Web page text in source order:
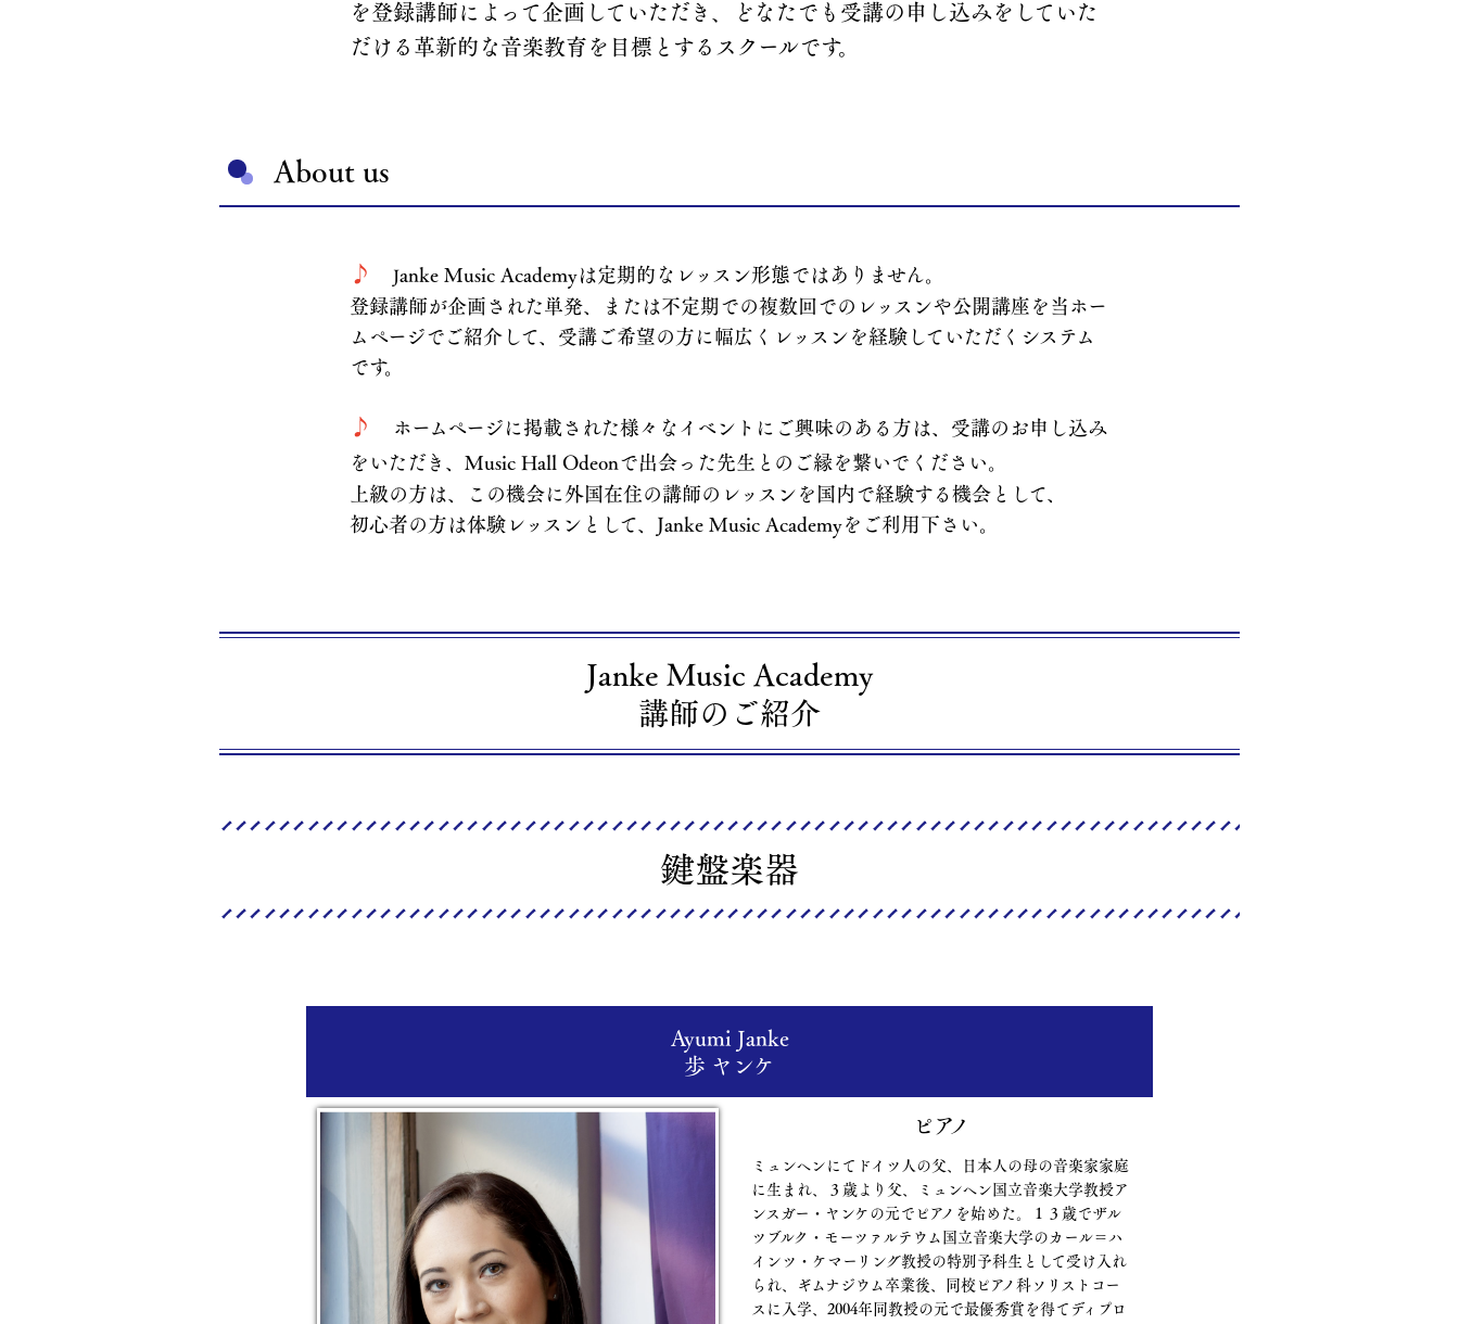
を登録講師によって企画していただき、どなたでも受講の申し込みをしていた
だける革新的な音楽教育を目標とするスクールです。
About us
♪ Janke Music Academyは定期的なレッスン形態ではありません。
登録講師が企画された単発、または不定期での複数回でのレッスンや公開講座を当ホー
ム ページでご紹介して、受講ご希望の方に幅広 くレッスンを経験していただくシステム
です。
♪
ホームページに掲載された様々なイベントにご興味のある方は、受講のお申し込み
をいただき、 Music Hall Odeonで出会った先生と のご縁を繋いでください。
上級の方は、この機会に外国在住の講師のレ ッスンを国内で経験する機会として、
初心者の方は体験レッスンとして、Janke Music Academyをご利用下さい。
Janke Music Academy
講師のご紹介
鍵盤楽器
Ayumi Janke
歩 ヤンケ
ピアノ
ミュンヘンにてドイツ人の父、日本人の母の音楽家家庭
に生まれ、３歳より父、ミュンヘン国立音楽大学教授ア
ンスガー・ヤンケの元でピアノを始めた。１３歳でザル
ツブルク・モーツァルテウム国立音楽大学のカール＝ハ
インツ・ケマーリング教授の特別予科生として受け入れ
られ、ギムナジウム卒業後、同校ピアノ科ソリストコー
スに入学、2004年同教授の元で最優秀賞を得てディプロ